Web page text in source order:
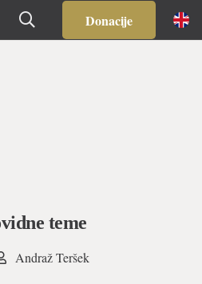
Donacije
teme
Andraž Teršek